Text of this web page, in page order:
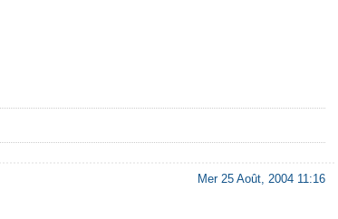
Mer 25 Août, 2004 11:16